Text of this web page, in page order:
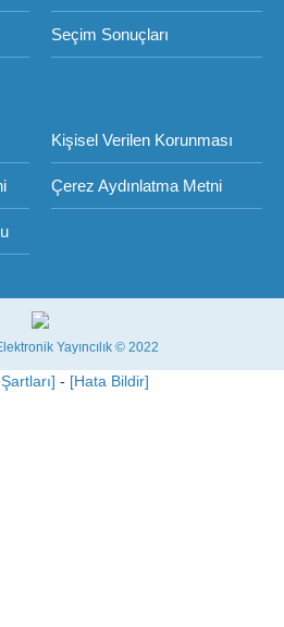
Seçim Sonuçları
Kişisel Verilen Korunması
Çerez Aydınlatma Metni
Yayıncılık © 2022
- [Hata Bildir]